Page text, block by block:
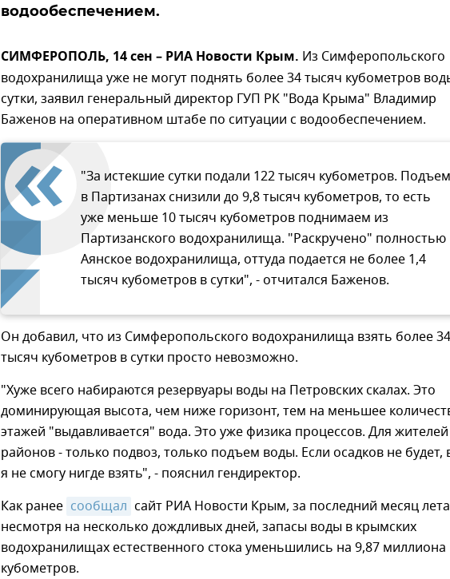
водообеспечением.
СИМФЕРОПОЛЬ, 14 сен – РИА Новости Крым. Из Симферопольского
водохранилища уже не могут поднять более 34 тысяч кубометров
сутки, заявил генеральный директор ГУП РК "Вода Крыма" Владимир
Баженов на оперативном штабе по ситуации с водообеспечением.
"За истекшие сутки подали 122 тысяч кубометров. Подъем
в Партизанах снизили до 9,8 тысяч кубометров, то есть
уже меньше 10 тысяч кубометров поднимаем из
Партизанского водохранилища. "Раскручено" полностью
Аянское водохранилища, оттуда подается не более 1,4
тысяч кубометров в сутки", - отчитался Баженов.
Он добавил, что из Симферопольского водохранилища взять более 34
тысяч кубометров в сутки просто невозможно.
"Хуже всего набираются резервуары воды на Петровских скалах. Это
доминирующая высота, чем ниже горизонт, тем на меньшее
этажей "выдавливается" вода. Это уже физика процессов. Для жителей
районов - только подвоз, только подъем воды. Если осадков не будет,
я не смогу нигде взять", - пояснил гендиректор.
Как ранее сообщал сайт РИА Новости Крым, за последний месяц
несмотря на несколько дождливых дней, запасы воды в крымских
водохранилищах естественного стока уменьшились на 9,87 миллиона
кубометров.